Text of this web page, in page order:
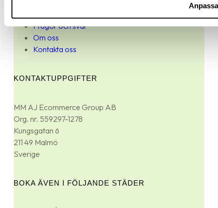
Anpassa
Frågor och svar
Om oss
Kontakta oss
KONTAKTUPPGIFTER
MM AJ Ecommerce Group AB
Org. nr. 559297-1278
Kungsgatan 6
211 49 Malmö
Sverige
BOKA ÄVEN I FÖLJANDE STÄDER